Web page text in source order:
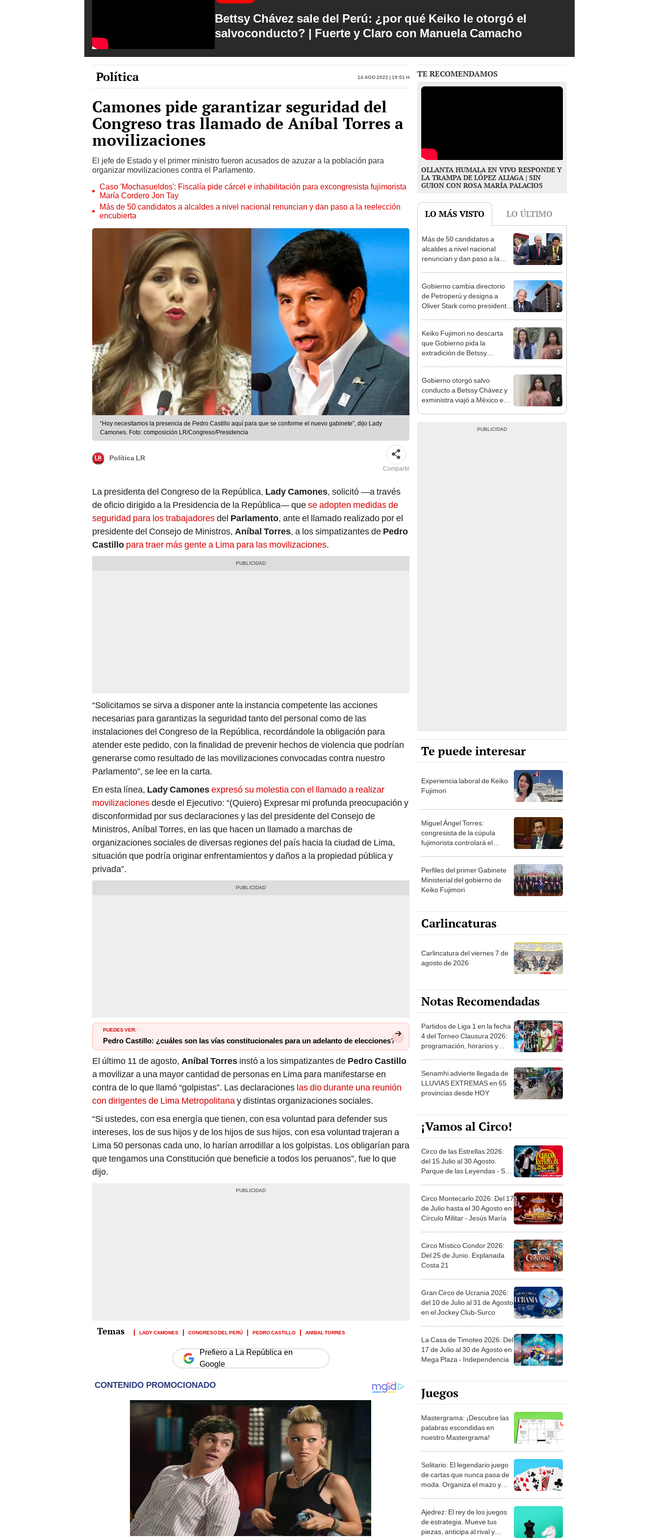
Bettsy Chávez sale del Perú: ¿por qué Keiko le otorgó el
salvoconducto? | Fuerte y Claro con Manuela Camacho
Política 14 Ago 2022 | 19:51 h
Camones pide garantizar seguridad del
Congreso tras llamado de Aníbal Torres a
movilizaciones
El jefe de Estado y el primer ministro fueron acusados de azuzar a la población para
organizar movilizaciones contra el Parlamento.
Caso 'Mochasueldos': Fiscalía pide cárcel e inhabilitación para excongresista fujimorista
María Cordero Jon Tay
Más de 50 candidatos a alcaldes a nivel nacional renuncian y dan paso a la reelección
encubierta
“Hoy necesitamos la presencia de Pedro Castillo aquí para que se conforme el nuevo gabinete”, dijo Lady
Camones. Foto: composición LR/Congreso/Presidencia
Política LR
Compartir
La presidenta del Congreso de la República, Lady Camones, solicitó —a través
de oficio dirigido a la Presidencia de la República— quese adopten medidas de
seguridad para los trabajadoresdel Parlamento, ante el llamado realizado por el
presidente del Consejo de Ministros, Aníbal Torres, a los simpatizantes de Pedro
Castillo para traer más gente a Lima para las movilizaciones.
“Solicitamos se sirva a disponer ante la instancia competente las acciones
necesarias para garantizas la seguridad tanto del personal como de las
instalaciones del Congreso de la República, recordándole la obligación para
atender este pedido, con la finalidad de prevenir hechos de violencia que podrían
generarse como resultado de las movilizaciones convocadas contra nuestro
Parlamento”, se lee en la carta.
En esta línea, Lady Camonesexpresó su molestia con el llamado a realizar
movilizacionesdesde el Ejecutivo: “(Quiero) Expresar mi profunda preocupación y
disconformidad por sus declaraciones y las del presidente del Consejo de
Ministros, Aníbal Torres, en las que hacen un llamado a marchas de
organizaciones sociales de diversas regiones del país hacia la ciudad de Lima,
situación que podría originar enfrentamientos y daños a la propiedad pública y
privada”.
PUEDES VER:
Pedro Castillo: ¿cuáles son las vías constitucionales para un adelanto de elecciones?
El último 11 de agosto, Aníbal Torres instó a los simpatizantes de Pedro Castillo
a movilizar a una mayor cantidad de personas en Lima para manifestarse en
contra de lo que llamó “golpistas”. Las declaraciones las dio durante una reunión
con dirigentes de Lima Metropolitanay distintas organizaciones sociales.
“Si ustedes, con esa energía que tienen, con esa voluntad para defender sus
intereses, los de sus hijos y de los hijos de sus hijos, con esa voluntad trajeran a
Lima 50 personas cada uno, lo harían arrodillar a los golpistas. Los obligarían para
que tengamos una Constitución que beneficie a todos los peruanos”, fue lo que
dijo.
LADY CAMONES CONGRESO DEL PERÚ PEDRO CASTILLO ANIBAL TORRES
Prefiero a La República en
Google
TE RECOMENDAMOS
OLLANTA HUMALA EN VIVO RESPONDE Y
LA TRAMPA DE LÓPEZ ALIAGA | SIN
GUION CON ROSA MARÍA PALACIOS
LO MÁS VISTO LO ÚLTIMO
1
Más de 50 candidatos a
alcaldes a nivel nacional
renuncian y dan paso a la
2
Gobierno cambia directorio
de Petroperú y designa a
Oliver Stark como presidente
3
Keiko Fujimori no descarta
que Gobierno pida la
extradición de Betssy
4
Gobierno otorgó salvo
conducto a Betssy Chávez y
exministra viajó a México en
Te puede interesar
Experiencia laboral de Keiko
Fujimori
Miguel Ángel Torres:
congresista de la cúpula
fujimorista controlará el
Perfiles del primer Gabinete
Ministerial del gobierno de
Keiko Fujimori
Carlincaturas
Carlincatura del viernes 7 de
agosto de 2026
Notas Recomendadas
Partidos de Liga 1 en la fecha
4 del Torneo Clausura 2026:
programación, horarios y
Senamhi advierte llegada de
LLUVIAS EXTREMAS en 65
provincias desde HOY
¡Vamos al Circo!
Circo de las Estrellas 2026:
del 15 Julio al 30 Agosto.
Parque de las Leyendas - San
Circo Montecarlo 2026: Del 17
de Julio hasta el 30 Agosto en
Círculo Militar - Jesús María
Circo Místico Condor 2026:
Del 25 de Junio. Explanada
Costa 21
Gran Circo de Ucrania 2026:
del 10 de Julio al 31 de Agosto
en el Jockey Club-Surco
La Casa de Timoteo 2026: Del
17 de Julio al 30 de Agosto en
Mega Plaza - Independencia
Juegos
Mastergrama: ¡Descubre las
palabras escondidas en
nuestro Mastergrama!
Solitario: El legendario juego
de cartas que nunca pasa de
moda. Organiza el mazo y
Ajedrez: El rey de los juegos
de estrategia. Mueve tus
piezas, anticipa al rival y